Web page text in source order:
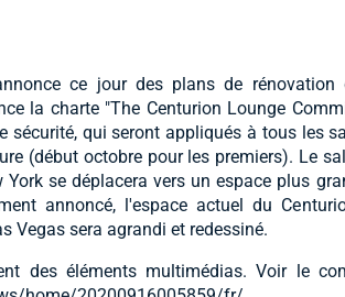
ce jour des plans de
la charte "The Centurion Lounge
sécurité, qui seront appliqués à tous les
(début octobre pour les premiers). Le
York se déplacera vers un espace plus
annoncé, l'espace actuel du
Vegas sera agrandi et redessiné.
des éléments multimédias. Voir le